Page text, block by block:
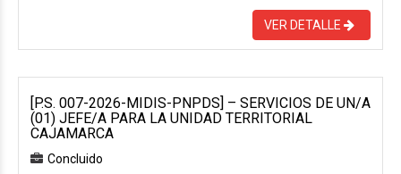
VER DETALLE
[P.S. 007-2026-MIDIS-PNPDS] – SERVICIOS DE UN/A
(01) JEFE/A PARA LA UNIDAD TERRITORIAL
CAJAMARCA
Concluido